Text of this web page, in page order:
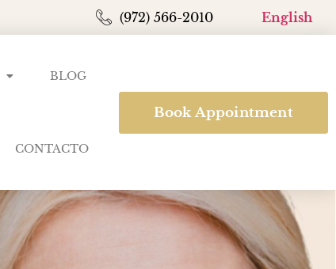
(972) 566-2010 English
BLOG
CONTACTO
Book Appointment